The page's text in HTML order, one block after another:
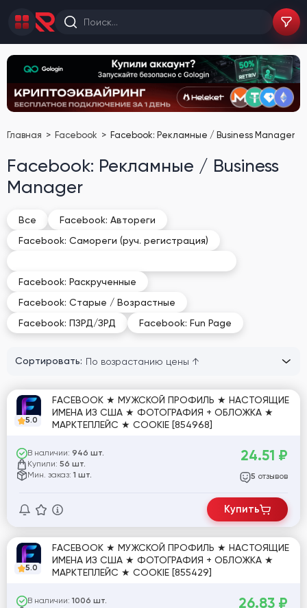
Главная Facebook Facebook: Рекламные / Business Manager
Facebook: Рекламные / Business
Manager
Все
Facebook: Автореги
Facebook: Самореги (руч. регистрация)
Facebook: Раскрученные
Facebook: Старые / Возрастные
Facebook: ПЗРД/ЗРД
Facebook: Fun Page
Сортировать:
5.0
FACEBOOK ★ МУЖСКОЙ ПРОФИЛЬ ★ НАСТОЯЩИЕ
ИМЕНА ИЗ США ★ ФОТОГРАФИЯ + ОБЛОЖКА ★
МАРКТЕПЛЕЙС ★ COOKIE [854968]
В наличии: 946 шт.
Купили: 56 шт.
Мин. заказ: 1 шт.
24.51 ₽
5 отзывов
Купить
5.0
FACEBOOK ★ МУЖСКОЙ ПРОФИЛЬ ★ НАСТОЯЩИЕ
ИМЕНА ИЗ США ★ ФОТОГРАФИЯ + ОБЛОЖКА ★
МАРКТЕПЛЕЙС ★ COOKIE [855429]
В наличии: 1006 шт. 26.83 ₽